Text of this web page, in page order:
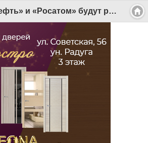
«Газпром нефть» и «Росатом» будут развивать контейнерный транзит на Северном морском пути - Беломорканал Северодвинск tv29.ru